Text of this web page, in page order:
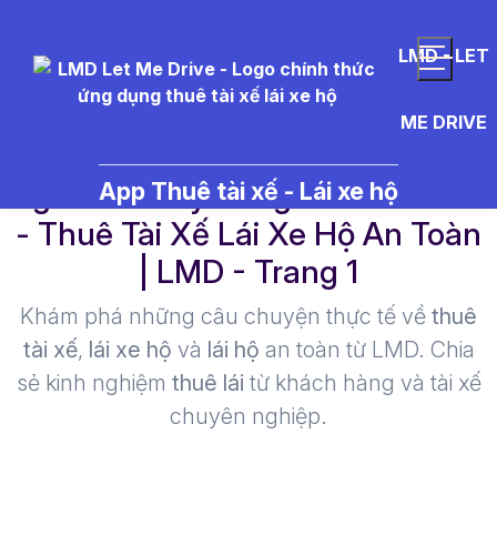
LMD - LET
ME DRIVE
App Thuê tài xế - Lái xe hộ
- Thuê Tài Xế Lái Xe Hộ An Toàn
| LMD - Trang 1​
Khám phá những câu chuyện thực tế về thuê
tài xế, lái xe hộ và lái hộ an toàn từ LMD. Chia
sẻ kinh nghiệm thuê lái từ khách hàng và tài xế
chuyên nghiệp.